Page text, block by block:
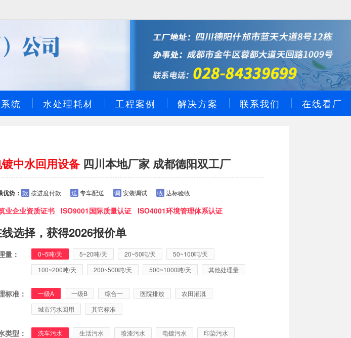
统 水处理耗材 工程案例 解决方案 联系我们 在线看厂
中水回用设备 四川本地厂家 成都德阳双工厂
优势： 款 按进度付款 送 专车配送 调 安装调试 收 达标验收
业企业资质证书 ISO9001国际质量认证 ISO4001环境管理体系认证
选择，获得2026报价单
量： 0~5吨/天 5~20吨/天 20~50吨/天
50~100吨/天
100~200吨/天
200~500吨/天 500~1000吨/天 其他处理量
标准： 一级A 一级B 综合一 医院排放
农田灌溉
城市污水回用
其它标准
类型： 洗车污水 生活污水 喷漆污水 电镀污水
印染污水